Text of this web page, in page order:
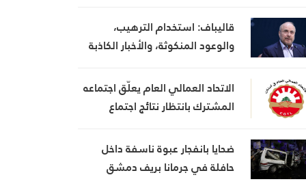
قاليباف: استخدام الترهيب،
والوعود المنكوثة، والأخبار الكاذبة
الاتحاد العمالي العام يعلّق اجتماعه
المشترك بانتظار نتائج اجتماع
ضحايا بانفجار عبوة ناسفة داخل
حافلة في جرمانا بريف دمشق